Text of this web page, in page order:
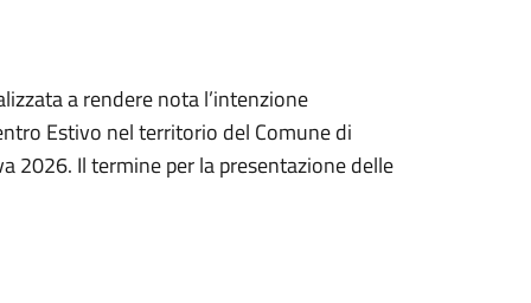
a rendere nota l’intenzione
Estivo nel territorio del Comune di
2026. Il termine per la presentazione delle